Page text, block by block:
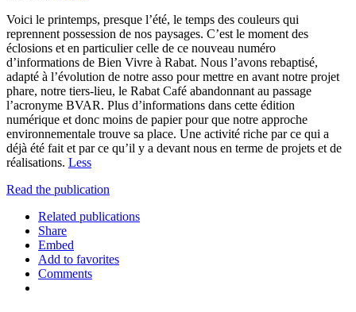
Voici le printemps, presque l’été, le temps des couleurs qui
reprennent possession de nos paysages. C’est le moment des
éclosions et en particulier celle de ce nouveau numéro
d’informations de Bien Vivre à Rabat. Nous l’avons rebaptisé,
adapté à l’évolution de notre asso pour mettre en avant notre projet
phare, notre tiers-lieu, le Rabat Café abandonnant au passage
l’acronyme BVAR. Plus d’informations dans cette édition
numérique et donc moins de papier pour que notre approche
environnementale trouve sa place. Une activité riche par ce qui a
déjà été fait et par ce qu’il y a devant nous en terme de projets et de
réalisations. Less
Read the publication
Related publications
Share
Embed
Add to favorites
Comments